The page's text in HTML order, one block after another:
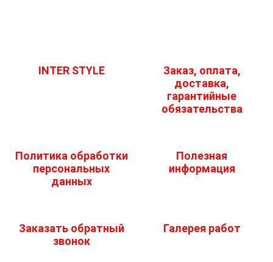
INTER STYLE
Заказ, оплата,
доставка,
гарантийные
обязательства
Политика обработки
персональных
данных
Полезная
информация
Заказать обратный
звонок
Галерея работ